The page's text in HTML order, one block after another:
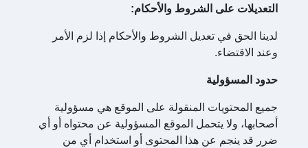
التعديلات على الشروط والأحكام:
لدينا الحق في تعديل الشروط والأحكام إذا لزم الأمر
وعند الاقتضاء.
حدود المسؤولية
جميع المحتويات المنقولة على الموقع هي مسؤولية
أصحابها، ولا يتحمل الموقع المسؤولية عن محتواه أو أي
ضرر قد ينجم عن هذا المحتوى أو استخدام أي من